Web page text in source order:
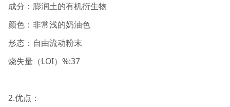
成分：膨润土的有机衍生物
颜色：非常浅的奶油色
形态：自由流动粉末
烧失量（LOI）%:37
2.优点：